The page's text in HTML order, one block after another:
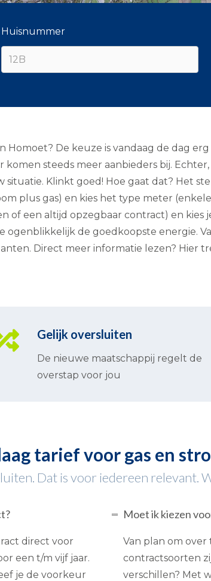
Huisnummer
De keuze is vandaag de dag
komen steeds meer aanbieders bij.
Klinkt goed! Hoe gaat dat? Het
plus gas) en kies het type meter
of een altijd opzegbaar contract) en
de goedkoopste energie.
Direct meer informatie lezen? Hier
Gelijk oversluiten
De nieuwe maatschappij regelt de
overstap voor jou
tarief voor gas en
Dat is voor iedereen relevant.
direct voor
een t/m vijf jaar.
je de voorkeur
Moet ik kiezen
Van plan om
contractsoorten
verschillen? Met